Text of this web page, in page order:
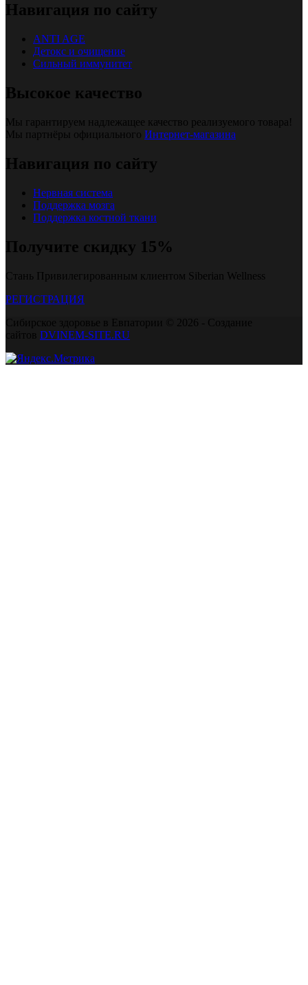
Навигация по сайту
ANTI AGE
Детокс и очищение
Сильный иммунитет
Высокое качество
Мы гарантируем надлежащее качество реализуемого товара!
Мы партнёры официального Интернет-магазина
Навигация по сайту
Нервная система
Поддержка мозга
Поддержка костной ткани
Получите скидку 15%
Стань Привилегированным клиентом Siberian Wellness
РЕГИСТРАЦИЯ
Сибирское здоровье в Евпатории © 2026 - Создание
сайтов DVINEM-SITE.RU